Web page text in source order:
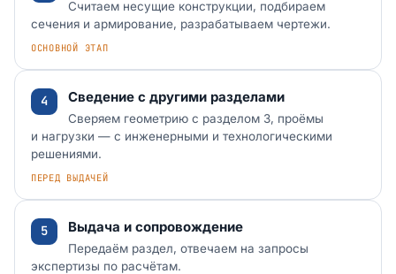
Считаем несущие конструкции, подбираем
сечения и армирование, разрабатываем чертежи.
ОСНОВНОЙ ЭТАП
Сведение с другими разделами
Сверяем геометрию с разделом 3, проёмы
и нагрузки — с инженерными и технологическими
решениями.
ПЕРЕД ВЫДАЧЕЙ
Выдача и сопровождение
Передаём раздел, отвечаем на запросы
экспертизы по расчётам.